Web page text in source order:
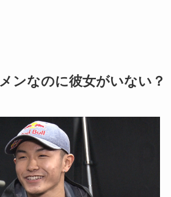
ンなのに彼女がいない？